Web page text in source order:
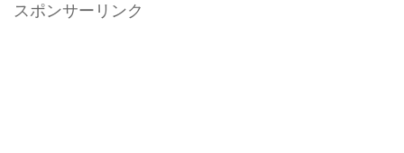
スポンサーリンク